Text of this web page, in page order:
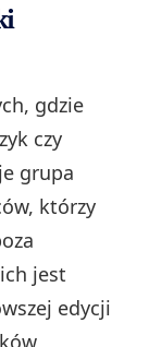
gdzie
czy
grupa
którzy
jest
edycji